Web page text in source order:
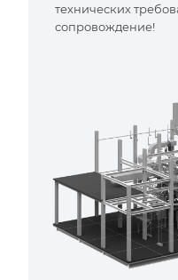
технических
сопровождение!